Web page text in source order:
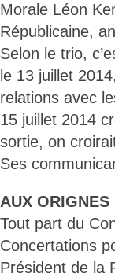
Morale Léon
Républicaine,
Selon le trio,
le 13 juillet
relations avec
15 juillet 2014
sortie, on
Ses
AUX ORIGNES
Tout part du
Concertations
Président de la